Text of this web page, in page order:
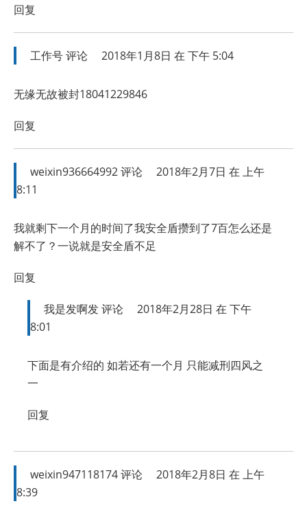
回复
工作号评论 2018年1月8日 在 下午 5:04
无缘无故被封18041229846
回复
weixin936664992评论
2018年2月7日 在 上午
8:11
我就剩下一个月的时间了我安全盾攒到了7百怎么还是
解不了？一说就是安全盾不足
回复
我是发啊发评论
2018年2月28日 在 下午
8:01
下面是有介绍的 如若还有一个月 只能减刑四风之
一
回复
weixin947118174评论
2018年2月8日 在 上午
8:39